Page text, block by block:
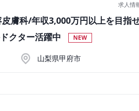
求人情
膚科/年収3,000万円以上を目指
クター活躍中
NEW
山梨県甲府市